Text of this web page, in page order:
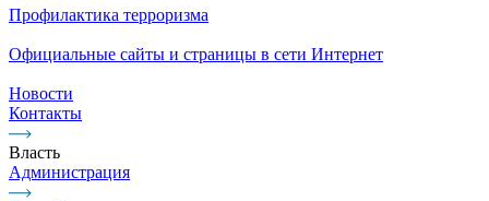
Профилактика терроризма
Официальные сайты и страницы в сети Интернет
Новости
Контакты
Власть
Администрация